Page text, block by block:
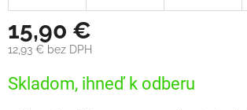
15,90 €
12,93 € bez DPH
cena:
Skladom, ihneď k odberu